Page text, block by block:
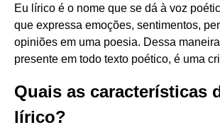
Eu lírico é o nome que se dá à voz
que expressa emoções, sentimentos,
opiniões em uma poesia. Dessa
presente em todo texto poético, é uma
Quais as características
lírico?